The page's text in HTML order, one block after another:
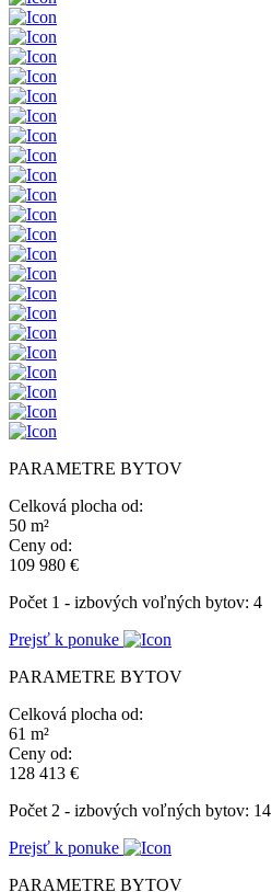
PARAMETRE BYTOV
Celková plocha od:
50 m²
Ceny od:
109 980 €
Počet 1 - izbových voľných bytov: 4
Prejsť k ponuke
PARAMETRE BYTOV
Celková plocha od:
61 m²
Ceny od:
128 413 €
Počet 2 - izbových voľných bytov: 14
Prejsť k ponuke
PARAMETRE BYTOV